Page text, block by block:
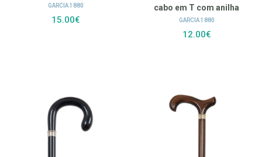
GARCÍA 1880
15.00€
cabo em T com anilha
GARCÍA 1880
12.00€